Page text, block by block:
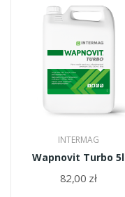
INTERMAG
Wapnovit Turbo 5l
82,00 zł